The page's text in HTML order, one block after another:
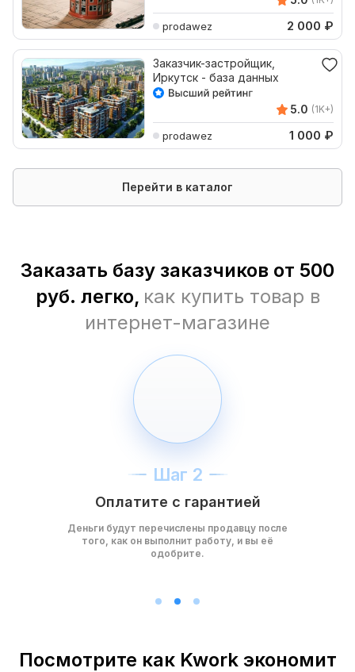
prodawez 2 000 ₽
Заказчик-застройщик,
Иркутск - база данных
5.0 (1K+)
prodawez 1 000 ₽
Перейти в каталог
Заказать базу заказчиков от 500
руб. легко, как купить товар в
интернет-магазине
Шаг 2
Оплатите с гарантией
Деньги будут перечислены продавцу после
того, как он выполнит работу, и вы её
одобрите.
Посмотрите как Kwork экономит